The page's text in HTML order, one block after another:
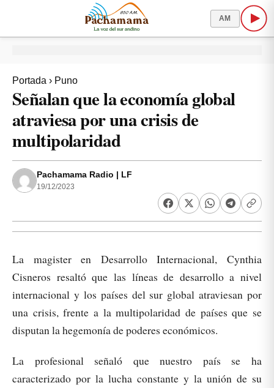
AM
Portada › Puno
Señalan que la economía global
atraviesa por una crisis de
multipolaridad
Pachamama Radio | LF
19/12/2023
La magister en Desarrollo Internacional, Cynthia
Cisneros resaltó que las líneas de desarrollo a nivel
internacional y los países del sur global atraviesan por
una crisis, frente a la multipolaridad de países que se
disputan la hegemonía de poderes económicos.
La profesional señaló que nuestro país se ha
caracterizado por la lucha constante y la unión de su